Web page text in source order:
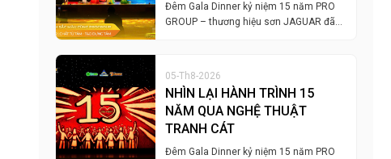
Đêm Gala Dinner kỷ niệm 15 năm PRO
GROUP – thương hiệu sơn JAGUAR đã…
05-Th8-2026
NHÌN LẠI HÀNH TRÌNH 15
NĂM QUA NGHỆ THUẬT
TRANH CÁT
Đêm Gala Dinner kỷ niệm 15 năm PRO